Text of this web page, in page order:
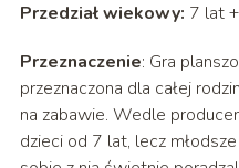
Przedział wiekowy: 7 lat +
Przeznaczenie: Gra
przeznaczona dla całej
na zabawie. Wedle
dzieci od 7 lat, lecz